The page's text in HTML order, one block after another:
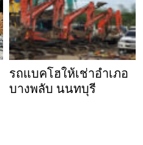
รถแบคโฮให้เช่าอำเภอ
บางพลับ นนทบุรี